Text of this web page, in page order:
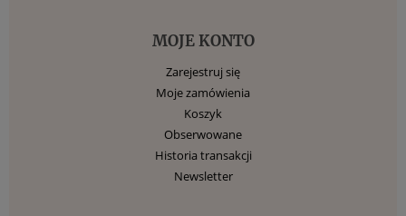
MOJE KONTO
Zarejestruj się
Moje zamówienia
Koszyk
Obserwowane
Historia transakcji
Newsletter